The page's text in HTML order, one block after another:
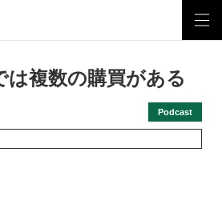
は複数の購買がある
Podcast